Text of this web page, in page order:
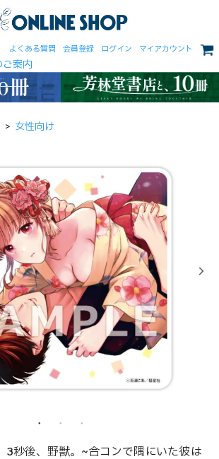
よくある質問 会員登録 ログイン マイアカウント
> 女性向け
3秒後、野獣。~合コンで隅にいた彼は